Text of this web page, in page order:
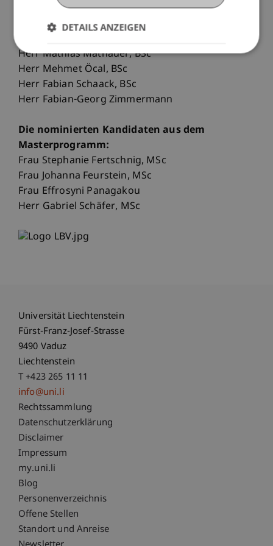
Die nominierten Kandidaten aus dem
Herr Mathias Mathauer, BSc
Herr Mehmet Öcal, BSc
Herr Fabian Schaack, BSc
Herr Fabian-Georg Zimmermann
Die nominierten Kandidaten aus dem
Masterprogramm:
Frau Stephanie Fertschnig, MSc
Frau Johanna Feurstein, MSc
Frau Effrosyni Panagakou
Herr Gabriel Schäfer, MSc
Universität Liechtenstein
Fürst-Franz-Josef-Strasse
9490 Vaduz
Liechtenstein
T +423 265 11 11
info@uni.li
Fußzeile Rechtliche Hinweise
Rechtssammlung
Datenschutzerklärung
Disclaimer
Impressum
Fußzeile Subdomain-Verzeichnis
my.uni.li
Blog
Personenverzeichnis
Offene Stellen
Standort und Anreise
DETAILS ANZEIGEN